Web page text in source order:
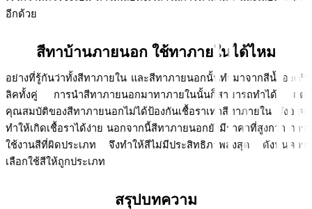
อีกด้วย
สีทาบ้านภายนอก ใช้ทาภายในได้ไหม
อย่างที่รู้กันว่าทั้งสีทาภายใน และสีทาภายนอกนั้นทำมาจากสีน้ำอะคริ
ลิคทั้งคู่ การนำสีทาภายนอกมาทาภายในนั้นก็สามารถทำได้ แต่
คุณสมบัติของสีทาภายนอกไม่ได้ป้องกันเชื้อราเท่าสีทาภายใน จึงอาจ
ทำให้เกิดเชื้อราได้ง่าย นอกจากนี้สีทาภายนอกยังมีราคาที่สูงกว่า การ
ใช้งานสีที่ผิดประเภท จึงทำให้สีไม่มีประสิทธิภาพสูงสุด ดังนั้นควร
เลือกใช้สีให้ถูกประเภท
สรุปบทความ